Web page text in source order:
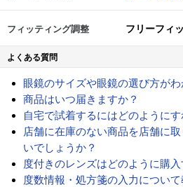
フィッティング調整 フリーフィ
よくある質問
眼鏡のサイズや眼鏡の選び方がわ
商品はいつ届きますか？
自宅で試着するにはどのように
店舗に在庫のない商品を店舗に
いでしょうか？
度付きのレンズはどのように購
度数情報・処方箋の入力につい